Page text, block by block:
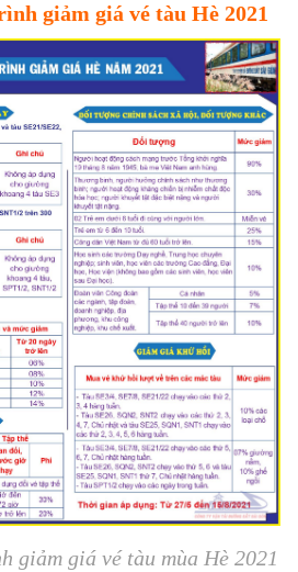
giảm giá vé tàu Hè 2021
giảm giá vé tàu mùa Hè 2021